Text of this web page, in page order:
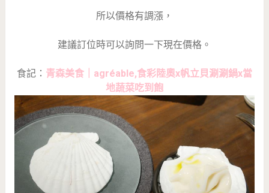
所以價格有調漲，
建議訂位時可以詢問一下現在價格。
食記： 青森美食｜agréable,食彩陸奧x帆立貝涮涮鍋x當
地蔬菜吃到飽